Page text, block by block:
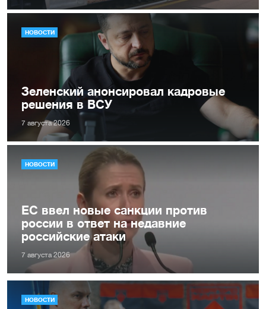
НОВОСТИ
Зеленский анонсировал кадровые
решения в ВСУ
7 августа 2026
НОВОСТИ
ЕС ввел новые санкции против
россии в ответ на недавние
российские атаки
7 августа 2026
НОВОСТИ